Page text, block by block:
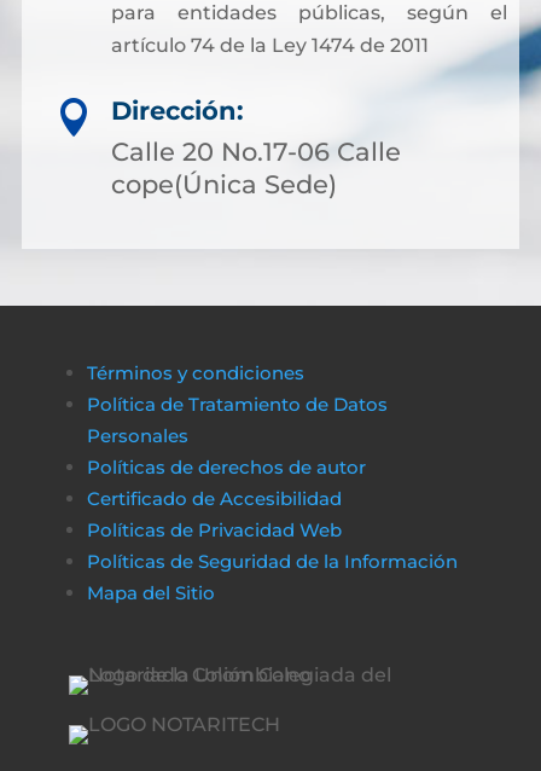
para entidades públicas, según el
artículo 74 de la Ley 1474 de 2011

Dirección:
Calle 20 No.17-06 Calle
cope(Única Sede)
Términos y condiciones
Política de Tratamiento de Datos
Personales
Políticas de derechos de autor
Certificado de Accesibilidad
Políticas de Privacidad Web
Políticas de Seguridad de la Información
Mapa del Sitio